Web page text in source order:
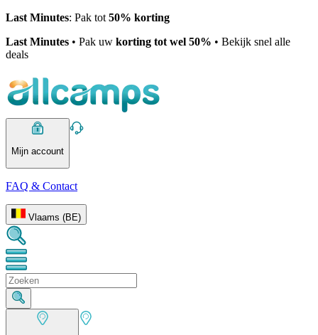
Last Minutes: Pak tot 50% korting
Last Minutes • Pak uw korting tot wel 50% • Bekijk snel alle
deals
Mijn account
FAQ & Contact
Vlaams (BE)